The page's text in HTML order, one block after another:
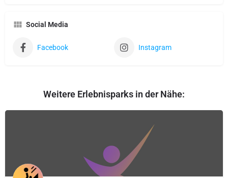
Social Media
Facebook Instagram
Weitere Erlebnisparks in der Nähe: